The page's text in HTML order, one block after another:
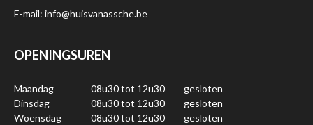
E-mail: info@huisvanassche.be
OPENINGSUREN
Maandag 08u30 tot 12u30
gesloten
Dinsdag
08u30 tot 12u30
gesloten
Woensdag
08u30 tot 12u30
gesloten